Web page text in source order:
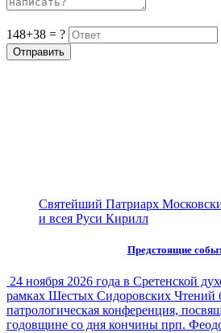
148+38 = ?
Святейший Патриарх
и всея Руси Кирилл
Предстоящие
24 ноября 2026 года в Сретенской
рамках Шестых Сидоровских Чтений
патрологическая конференция,
годовщине со дня кончины прп.